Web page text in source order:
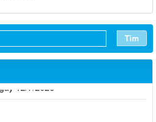
Tìm
09/8/2026